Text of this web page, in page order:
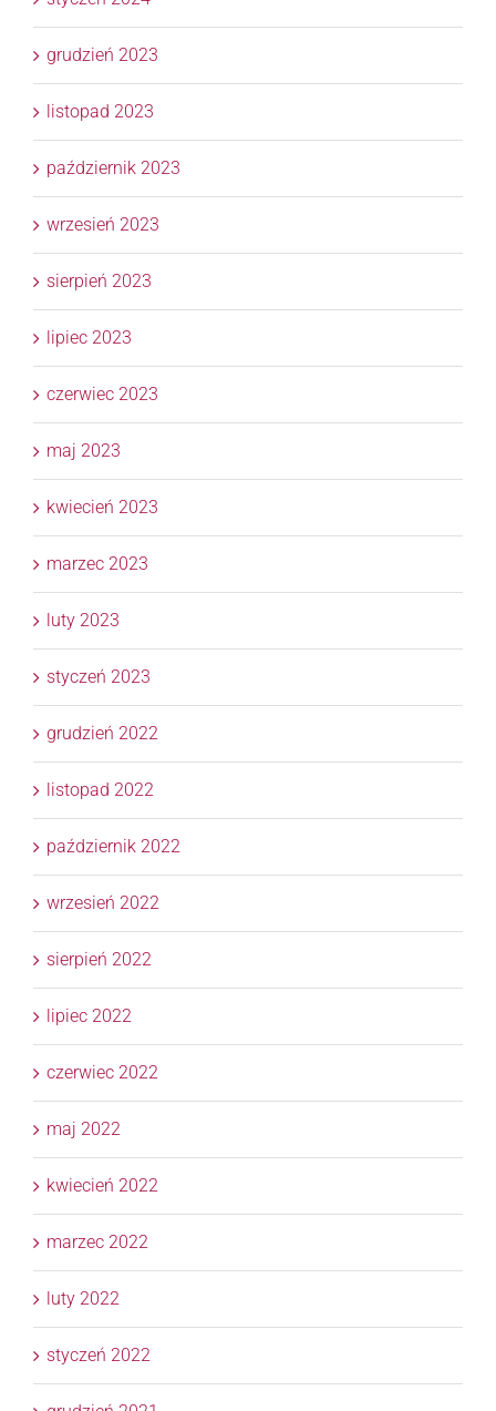
grudzień 2023
listopad 2023
październik 2023
wrzesień 2023
sierpień 2023
lipiec 2023
czerwiec 2023
maj 2023
kwiecień 2023
marzec 2023
luty 2023
styczeń 2023
grudzień 2022
listopad 2022
październik 2022
wrzesień 2022
sierpień 2022
lipiec 2022
czerwiec 2022
maj 2022
kwiecień 2022
marzec 2022
luty 2022
styczeń 2022